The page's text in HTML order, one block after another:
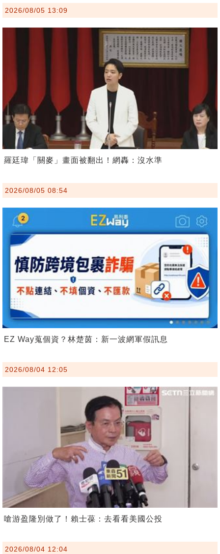
2026/08/05 13:09
羅廷瑋「關麥」畫面被翻出！網轟：沒水準
2026/08/05 08:54
EZ Way蒐個資？林楚茵：新一波網軍假訊息
2026/08/04 12:05
嗆游盈隆別做了！賴士葆：去看看美國公投
2026/08/04 12:04